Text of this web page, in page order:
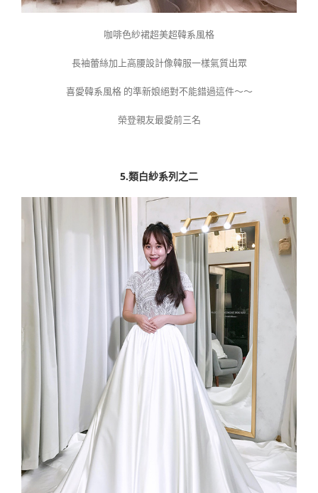
咖啡色紗裙超美超韓系風格
長袖蕾絲加上高腰設計像韓服一樣氣質出眾
喜愛韓系風格 的準新娘絕對不能錯過這件～～
榮登親友最愛前三名
5.類白紗系列之二